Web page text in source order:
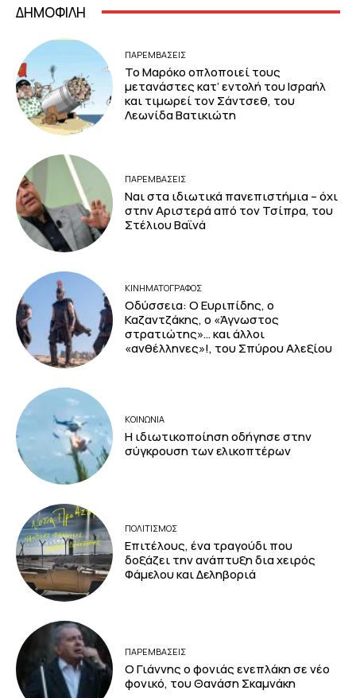
ΔΗΜΟΦΙΛΗ
ΠΑΡΕΜΒΑΣΕΙΣ
Το Μαρόκο οπλοποιεί τους
μετανάστες κατ’ εντολή του Ισραήλ
και τιμωρεί τον Σάντσεθ, του
Λεωνίδα Βατικιώτη
ΠΑΡΕΜΒΑΣΕΙΣ
Ναι στα ιδιωτικά πανεπιστήμια – όχι
στην Αριστερά από τον Τσίπρα, του
Στέλιου Βαϊνά
ΚΙΝΗΜΑΤΟΓΡΆΦΟΣ
Οδύσσεια: Ο Ευριπίδης, ο
Καζαντζάκης, ο «Άγνωστος
στρατιώτης»… και άλλοι
«ανθέλληνες»!, του Σπύρου Αλεξίου
ΚΟΙΝΩΝΙΑ
Η ιδιωτικοποίηση οδήγησε στην
σύγκρουση των ελικοπτέρων
ΠΟΛΙΤΙΣΜΟΣ
Επιτέλους, ένα τραγούδι που
δοξάζει την ανάπτυξη δια χειρός
Φάμελου και Δεληβοριά
ΠΑΡΕΜΒΑΣΕΙΣ
Ο Γιάννης ο φονιάς ενεπλάκη σε νέο
φονικό, του Θανάση Σκαμνάκη